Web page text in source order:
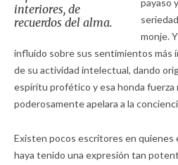
interiores, de
recuerdos del alma.
payaso
monje.
influido sobre sus sentimientos más
de su actividad intelectual, dando
espíritu profético y esa honda fuerza
poderosamente apelara a la
Existen pocos escritores en quienes
haya tenido una expresión tan